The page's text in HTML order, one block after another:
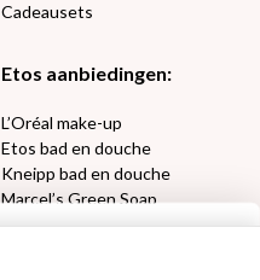
Cadeausets
Etos aanbiedingen:
L’Oréal make-up
Etos bad en douche
Kneipp bad en douche
Marcel’s Green Soap
Oral-B